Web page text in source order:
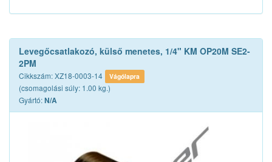
Levegőcsatlakozó, külső menetes, 1/4" KM OP20M SE2-
2PM
Cikkszám: XZ18-0003-14 Vágólapra
(csomagolási súly: 1.00 kg.)
Gyártó:N/A